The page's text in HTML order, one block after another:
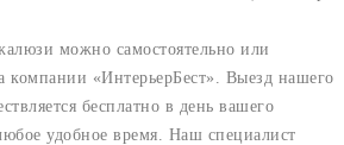
можно самостоятельно или
компании «ИнтерьерБест». Выезд нашего
бесплатно в день вашего
удобное время. Наш специалист